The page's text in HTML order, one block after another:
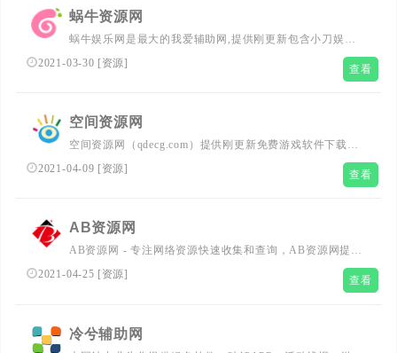
蜗牛资源网
蜗牛娱乐网是最大的我爱辅助网,提供刚更新包含小刀娱乐
网,善恶资源网,影子的游戏辅助,原创技术教程,绿色破解工
2021-03-30 [资源] 查看
空间资源网
空间资源网（qdecg.com）提供刚更新免费游戏软件下载，
游戏辅助软件,QQ软件等。努力打造为全国网络爱好者提供
优志服务的平台，全新娱乐资讯，来免费游戏软件下载让我
2021-04-09 [资源] 查看
AB资源网
AB资源网 - 专注网络资源快速收集和查询，AB资源网提供
刚更新游戏辅助,绿色软件,QQ资讯等网络资源。努力打造为
全国网络爱好者提供优志网络资源查找平台，让找资源更简
2021-04-25 [资源] 查看
冷兮辅助网